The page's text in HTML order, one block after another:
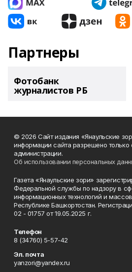
Партнеры
Фотобанк
журналистов РБ
© 2026 Сайт издания «Янаульские
информации сайта разрешено только
администрации.
Об использовании персональных
Газета «Янаульские зори»
Федеральной службы по надзору в
информационных технологий и
Республике Башкортостан.
02 - 01757 от 19.05.2025 г.
Телефон
8 (34760) 5-57-42
Эл. почта
yanzori@yandex.ru